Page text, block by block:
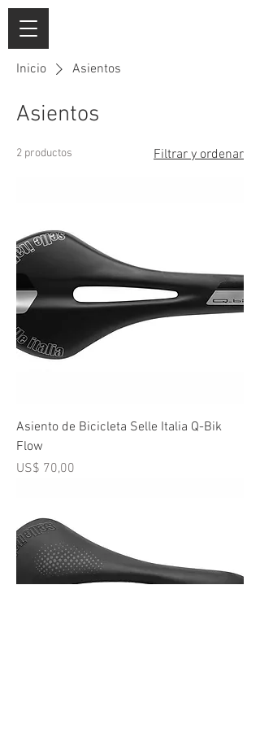
Inicio Asientos
Asientos
2 productos Filtrar y ordenar
Asiento de Bicicleta Selle Italia Q-Bik
Flow
Precio
US$ 70,00